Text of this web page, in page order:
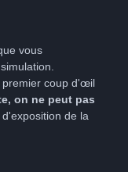
vous
premier coup d'œil
on ne peut pas
d'exposition de la